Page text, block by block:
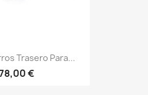
Trasero Para...
€